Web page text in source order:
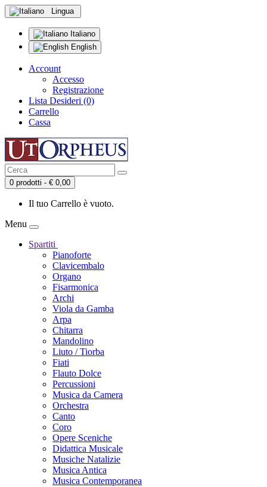
Lingua
Italiano
English
Account
Accesso
Registrazione
Lista Desideri (0)
Carrello
Cassa
0 prodotti - € 0,00
Il tuo Carrello è vuoto.
Menu
Spartiti
Pianoforte
Clavicembalo
Organo
Fisarmonica
Archi
Viola da Gamba
Arpa
Chitarra
Mandolino
Liuto / Tiorba
Fiati
Flauto Dolce
Percussioni
Musica da Camera
Orchestra
Canto
Coro
Opere Sceniche
Didattica Musicale
Musiche Natalizie
Musica Antica
Musica Contemporanea